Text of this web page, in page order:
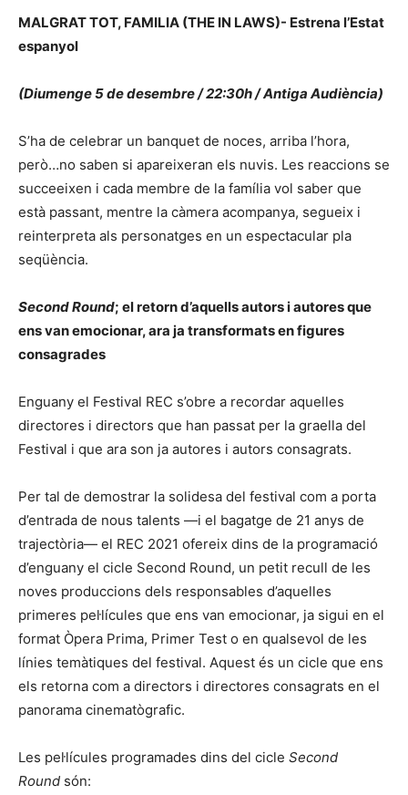
MALGRAT TOT, FAMILIA (THE IN LAWS)- Estrena l’Estat
espanyol
(Diumenge 5 de desembre / 22:30h / Antiga Audiència)
S’ha de celebrar un banquet de noces, arriba l’hora,
però…no saben si apareixeran els nuvis. Les reaccions se
succeeixen i cada membre de la família vol saber que
està passant, mentre la càmera acompanya, segueix i
reinterpreta als personatges en un espectacular pla
seqüència.
Second Round; el retorn d’aquells autors i autores que
ens van emocionar, ara ja transformats en figures
consagrades
Enguany el Festival REC s’obre a recordar aquelles
directores i directors que han passat per la graella del
Festival i que ara son ja autores i autors consagrats.
Per tal de demostrar la solidesa del festival com a porta
d’entrada de nous talents —i el bagatge de 21 anys de
trajectòria— el REC 2021 ofereix dins de la programació
d’enguany el cicle Second Round, un petit recull de les
noves produccions dels responsables d’aquelles
primeres pel·lícules que ens van emocionar, ja sigui en el
format Òpera Prima, Primer Test o en qualsevol de les
línies temàtiques del festival. Aquest és un cicle que ens
els retorna com a directors i directores consagrats en el
panorama cinematògrafic.
Les pel·lícules programades dins del cicle Second
Round són: